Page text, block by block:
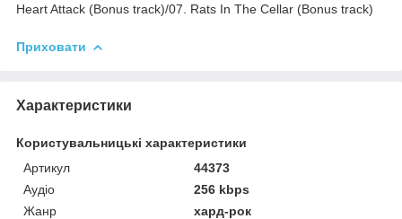
Heart Attack (Bonus track)/07. Rats In The Cellar (Bonus track)
Приховати
Характеристики
Користувальницькі характеристики
Артикул
44373
Аудіо
256 kbps
Жанр
хард-рок